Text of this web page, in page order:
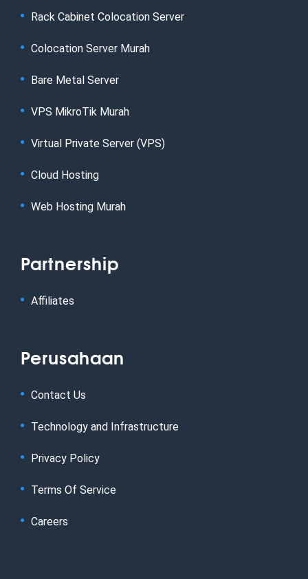
Rack Cabinet Colocation Server
Colocation Server Murah
Bare Metal Server
VPS MikroTik Murah
Virtual Private Server (VPS)
Cloud Hosting
Web Hosting Murah
Partnership
Affiliates
Perusahaan
Contact Us
Technology and Infrastructure
Privacy Policy
Terms Of Service
Careers